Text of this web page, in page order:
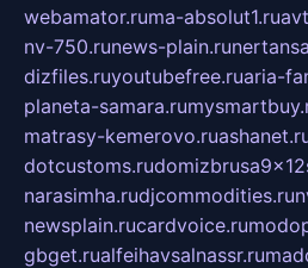
webamator.ruma-absolut1.ru
nv-750.runews-plain.ru
dizfiles.ruyoutubefree.ruaria-
planeta-samara.ru
matrasy-kemerovo.ru
dotcustoms.ru
narasimha.rudjcommodities.ru
newsplain.rucardvoice.ru
gbget.rualfeihavsalnassr.ru